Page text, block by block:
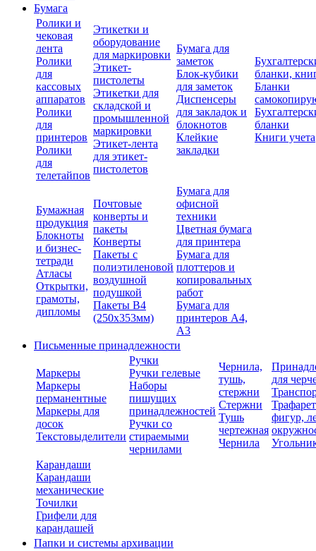
Бумага
Ролики и
чековая
лента
Ролики
для
кассовых
аппаратов
Ролики
для
принтеров
Ролики
для
телетайпов
Этикетки и
оборудование
для маркировки
Этикет-
пистолеты
Этикетки для
складской и
промышленной
маркировки
Этикет-лента
для этикет-
пистолетов
Бумага для
заметок
Блок-кубики
для заметок
Диспенсеры
для закладок и
блокнотов
Клейкие
закладки
бланки,
Бланки
бланки
Книги учета
Бумажная
продукция
Блокноты
и бизнес-
тетради
Атласы
Открытки,
грамоты,
дипломы
Почтовые
конверты и
пакеты
Конверты
Пакеты с
полиэтиленовой
воздушной
подушкой
Пакеты В4
(250х353мм)
Бумага для
офисной
техники
Цветная бумага
для принтера
Бумага для
плоттеров и
копировальных
работ
Бумага для
принтеров А4,
А3
Письменные принадлежности
Маркеры
Маркеры
перманентные
Маркеры для
досок
Текстовыделители
Ручки
Ручки гелевые
Наборы
пишущих
принадлежностей
Ручки со
стираемыми
чернилами
Чернила,
тушь,
стержни
Стержни
Тушь
чертежная
Чернила
для
фигур,
Карандаши
Карандаши
механические
Точилки
Грифели для
карандашей
Папки и системы архивации